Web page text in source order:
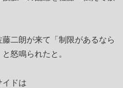
二朗が来て「制限があるなら
怒鳴られたと。
イドは